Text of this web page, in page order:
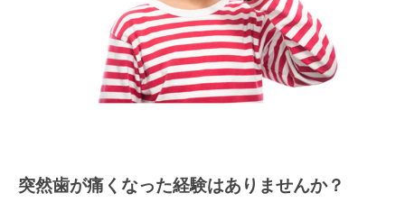
突然歯が痛くなった経験はありませんか？